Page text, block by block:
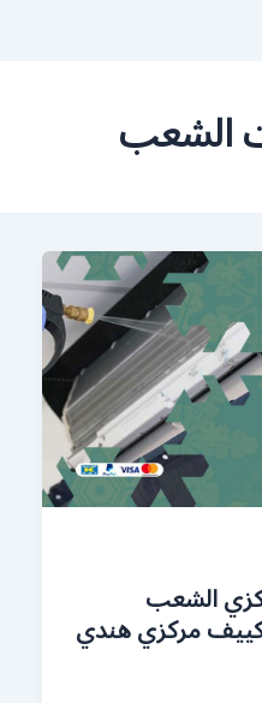
الشعب
الشعب
فني تكييف مركزي هندي